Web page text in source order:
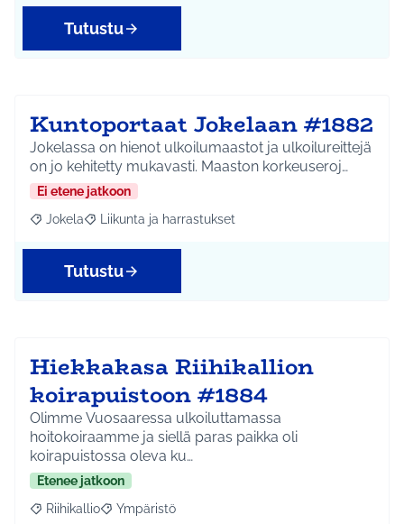
Tutustu
Kuntoportaat Jokelaan #1882
Jokelassa on hienot ulkoilumaastot ja ulkoilureittejä
on jo kehitetty mukavasti. Maaston korkeuseroj…
Ei etene jatkoon
Rajaa tulokset aihepiirin mukaan: Jokela
Jokela Rajaa tulokset teeman mukaan: Liikunta ja
Liikunta ja harrastukset
Tutustu
Hiekkakasa Riihikallion
koirapuistoon #1884
Olimme Vuosaaressa ulkoiluttamassa
hoitokoiraamme ja siellä paras paikka oli
koirapuistossa oleva ku…
Etenee jatkoon
Rajaa tulokset aihepiirin mukaan: Riihikallio
Riihikallio Rajaa tulokset teeman mukaan: Ympäristö
Ympäristö